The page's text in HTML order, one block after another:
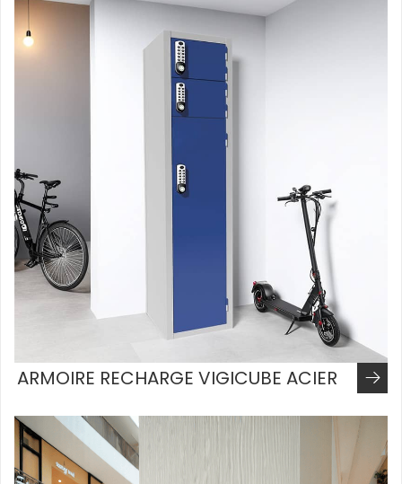
ARMOIRE RECHARGE VIGICUBE ACIER